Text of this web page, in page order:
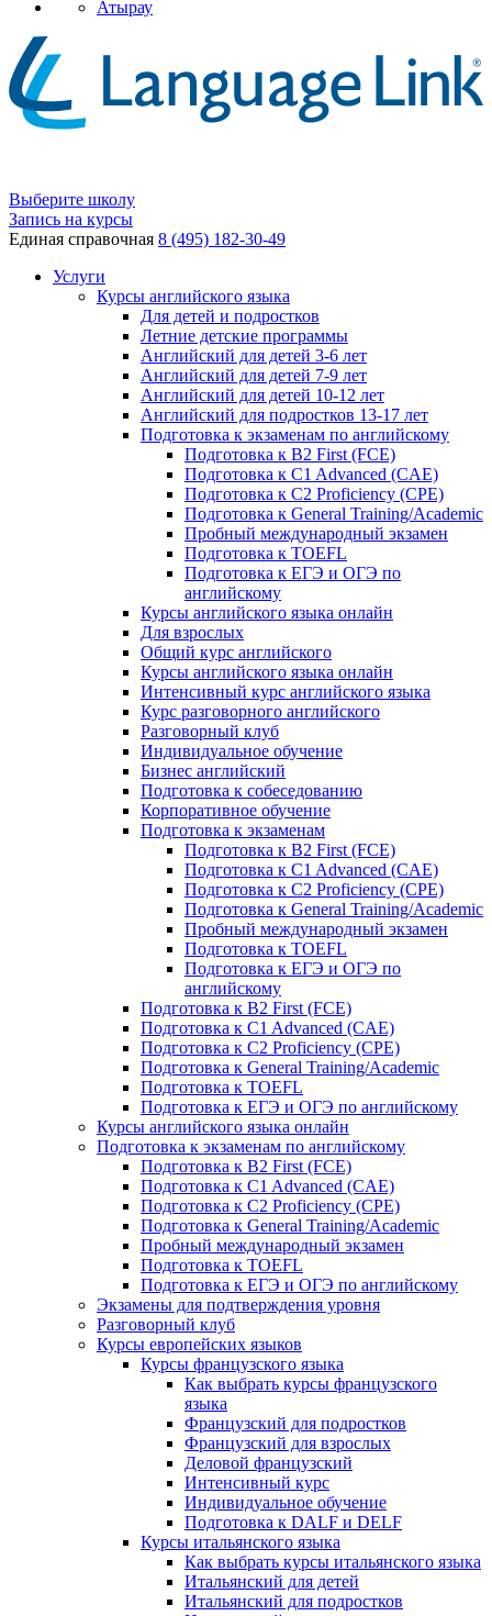
Атырау
Выберите школу
Запись на курсы
Единая справочная 8 (495) 182-30-49
Услуги
Курсы английского языка
Для детей и подростков
Летние детские программы
Английский для детей 3-6 лет
Английский для детей 7-9 лет
Английский для детей 10-12 лет
Английский для подростков 13-17 лет
Подготовка к экзаменам по английскому
Подготовка к B2 First (FCE)
Подготовка к C1 Advanced (CAE)
Подготовка к C2 Proficiency (CPE)
Подготовка к General Training/Academic
Пробный международный экзамен
Подготовка к TOEFL
Подготовка к ЕГЭ и ОГЭ по
английскому
Курсы английского языка онлайн
Для взрослых
Общий курс английского
Курсы английского языка онлайн
Интенсивный курс английского языка
Курс разговорного английского
Разговорный клуб
Индивидуальное обучение
Бизнес английский
Подготовка к собеседованию
Корпоративное обучение
Подготовка к экзаменам
Подготовка к B2 First (FCE)
Подготовка к C1 Advanced (CAE)
Подготовка к C2 Proficiency (CPE)
Подготовка к General Training/Academic
Пробный международный экзамен
Подготовка к TOEFL
Подготовка к ЕГЭ и ОГЭ по
английскому
Подготовка к B2 First (FCE)
Подготовка к C1 Advanced (CAE)
Подготовка к C2 Proficiency (CPE)
Подготовка к General Training/Academic
Подготовка к TOEFL
Подготовка к ЕГЭ и ОГЭ по английскому
Курсы английского языка онлайн
Подготовка к экзаменам по английскому
Подготовка к B2 First (FCE)
Подготовка к C1 Advanced (CAE)
Подготовка к C2 Proficiency (CPE)
Подготовка к General Training/Academic
Пробный международный экзамен
Подготовка к TOEFL
Подготовка к ЕГЭ и ОГЭ по английскому
Экзамены для подтверждения уровня
Разговорный клуб
Курсы европейских языков
Курсы французского языка
Как выбрать курсы французского
языка
Французский для подростков
Французский для взрослых
Деловой французский
Интенсивный курс
Индивидуальное обучение
Подготовка к DALF и DELF
Курсы итальянского языка
Как выбрать курсы итальянского языка
Итальянский для детей
Итальянский для подростков